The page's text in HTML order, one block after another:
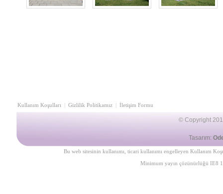
©Copyright
Tasarım:
Kullanım Koşulları | Gizlilik Politikamız | İletişim Formu
Bu web sitesinin kullanımı, ticari kullanımı engelleyen Kullanım
Minimum yayın çözünürlüğü IE8